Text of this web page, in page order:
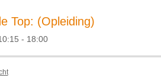
Top: (Opleiding)
- 18:00